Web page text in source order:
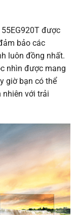
được
bảo các
luôn đồng nhất.
nhìn được mang
giờ bạn có thể
nhiên với trải